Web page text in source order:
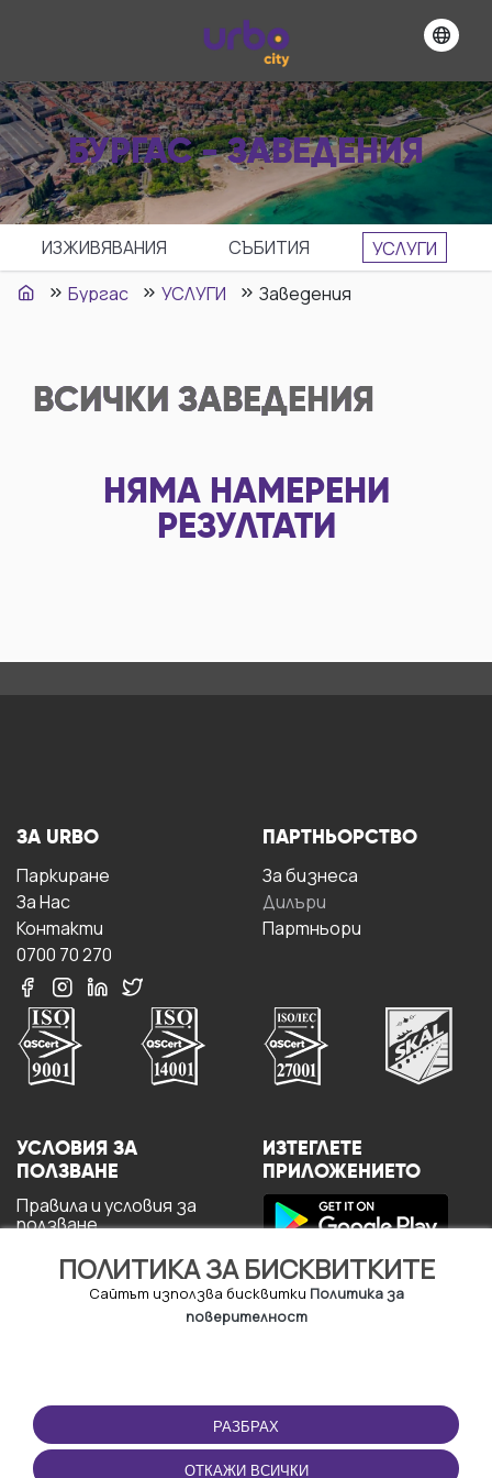
БУРГАС - ЗАВЕДЕНИЯ
ИЗЖИВЯВАНИЯ СЪБИТИЯ
УСЛУГИ
Бургас
УСЛУГИ Заведения
ВСИЧКИ ЗАВЕДЕНИЯ
НЯМА НАМЕРЕНИ
РЕЗУЛТАТИ
ПОЛИТИКА ЗА БИСКВИТКИТЕ
Сайтът използва бисквитки Политика за
поверителност
РАЗБРАХ
ОТКАЖИ ВСИЧКИ
ЗА URBO
Паркиране
За Hас
Контакти
0700 70 270
ПАРТНЬОРСТВО
За бизнесa
Дилъри
Партньори
УСЛОВИЯ ЗА
ПОЛЗВАНЕ
Правила и условия за
ползване
поверителност
Политика за кукита
ИЗТЕГЛЕТЕ
ПРИЛОЖЕНИЕТО